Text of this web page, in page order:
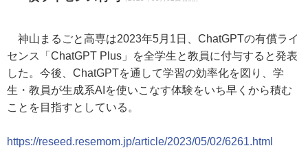
神山まるごと高専は2023年5月1日、ChatGPTの有償ライ
センス「ChatGPT Plus」を全学生と教員に付与すると発表
した。今後、ChatGPTを通して学習の効率化を図り、学
生・教員が生成系AIを使いこなす体験をいち早くから積む
ことを目指すとしている。
https://reseed.resemom.jp/article/2023/05/02/6261.html